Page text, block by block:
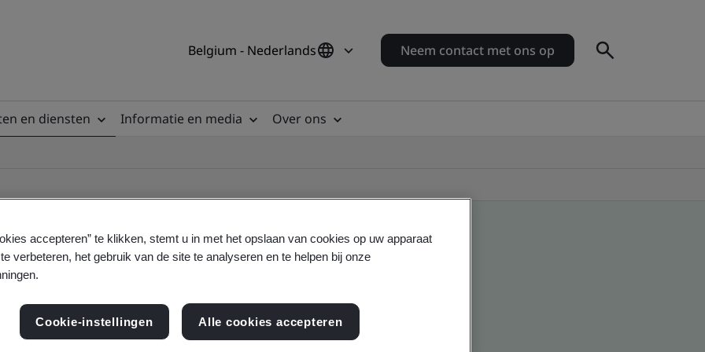
Belgium - Nederlands Neem contact met ons op
en diensten Informatie en media
Over ons
- Validation and Verification
accepteren” te klikken, stemt u in met het opslaan van cookies op uw apparaat
verbeteren, het gebruik van de site te analyseren en te helpen bij onze
Cookie-instellingen Alle cookies accepteren